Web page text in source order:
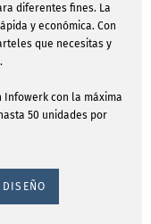
diferentes fines. La
y económica. Con
que necesitas y
Infowerk con la máxima
50 unidades por